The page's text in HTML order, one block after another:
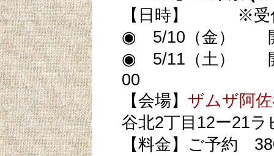
【日時】 ※受
◉ 5/10（金）
◉ 5/11（土）
00
【会場】 ザムザ阿
谷北2丁目12ー21
【料金】ご予約